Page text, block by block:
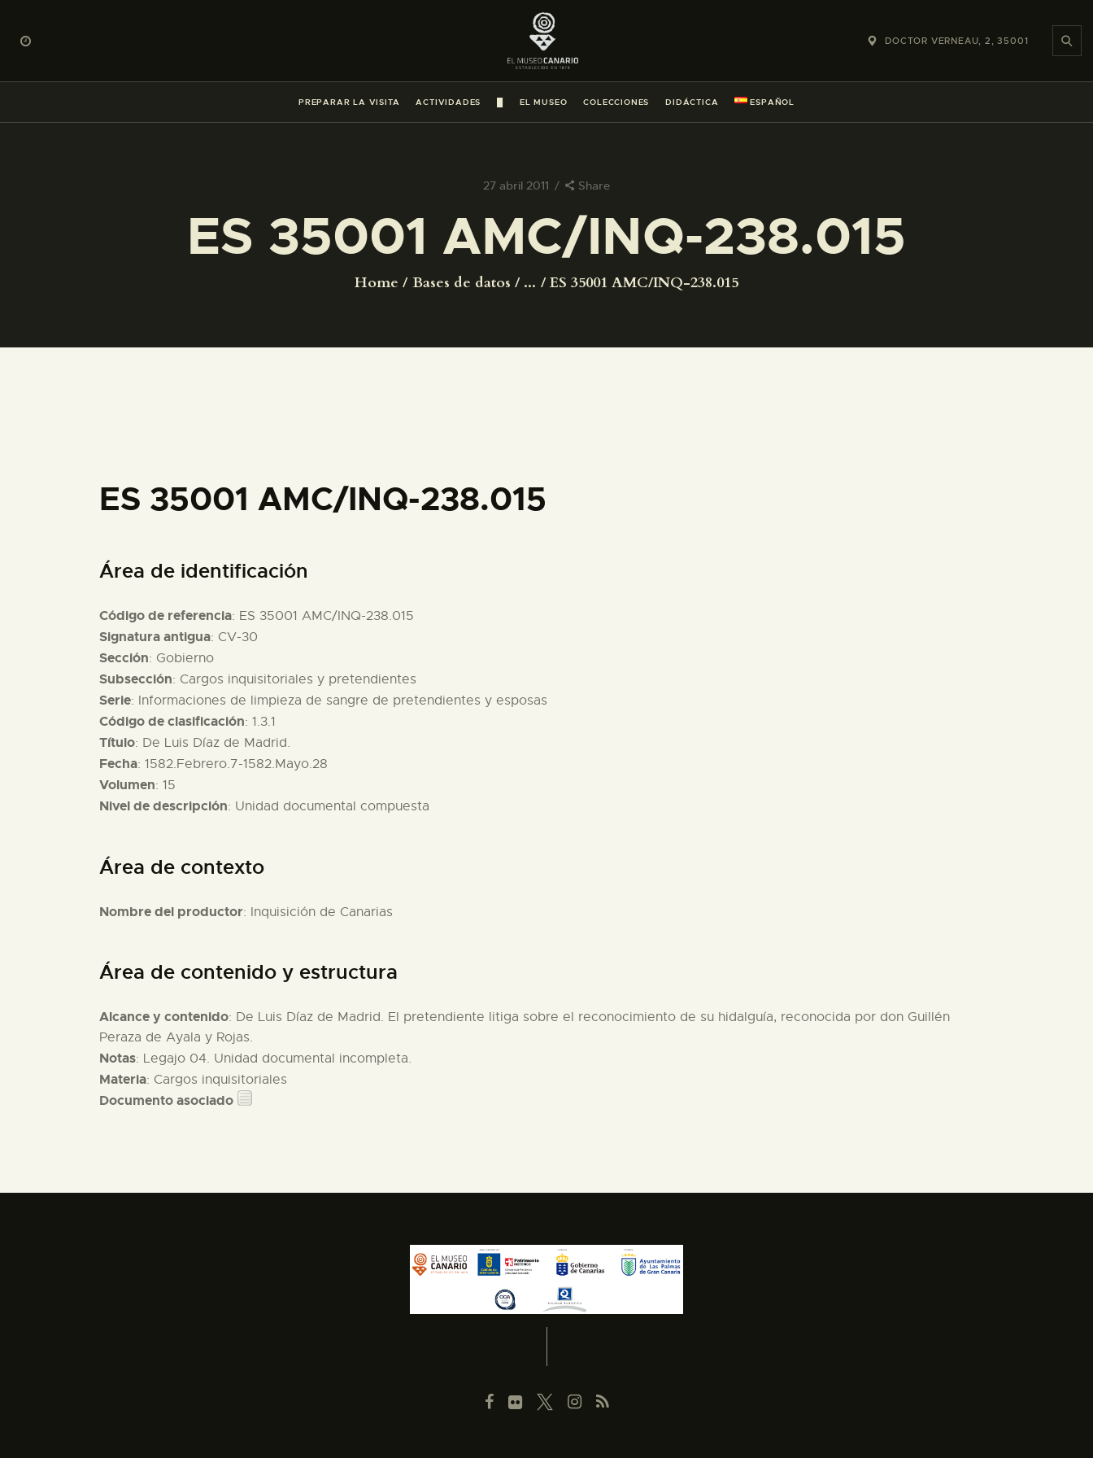
DOCTOR VERNEAU, 2, 35001
PREPARAR LA VISITA ACTIVIDADES EL MUSEO COLECCIONES DIDÁCTICA ESPAÑOL
27 abril 2011 Share
ES 35001 AMC/INQ-238.015
Home Bases de datos ... ES 35001 AMC/INQ-238.015
PREPARAR LA VISITA
ACTIVIDADES
█
COLECCIONES
DIDÁCTICA
█
ESPAÑOL
ES 35001 AMC/INQ-238.015
Área de identificación
Código de referencia: ES 35001 AMC/INQ-238.015
Signatura antigua: CV-30
Sección: Gobierno
Subsección: Cargos inquisitoriales y pretendientes
Serie: Informaciones de limpieza de sangre de pretendientes y esposas
Código de clasificación: 1.3.1
Título: De Luis Díaz de Madrid.
Fecha: 1582.Febrero.7-1582.Mayo.28
Volumen: 15
Nivel de descripción: Unidad documental compuesta
Área de contexto
Nombre del productor: Inquisición de Canarias
Área de contenido y estructura
Alcance y contenido: De Luis Díaz de Madrid. El pretendiente litiga sobre el reconocimiento de su hidalguía, reconocida por don Guillén
Peraza de Ayala y Rojas.
Notas: Legajo 04. Unidad documental incompleta.
Materia: Cargos inquisitoriales
Documento asociado